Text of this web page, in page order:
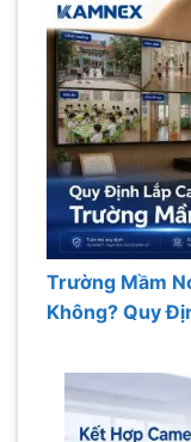
Trường Mầm
Không? Quy